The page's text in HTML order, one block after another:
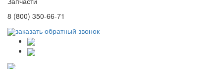
8 (800) 350-66-71
заказать обратный звонок